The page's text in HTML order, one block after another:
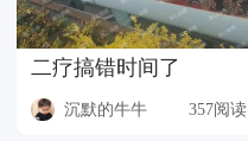
二疗搞错时间了
沉默的牛牛 357阅读